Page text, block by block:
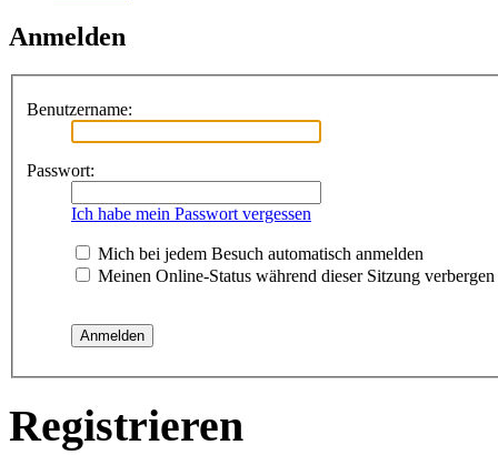
Anmelden
Benutzername:
Passwort:
Ich habe mein Passwort vergessen
Mich bei jedem Besuch automatisch anmelden
Meinen Online-Status während dieser Sitzung verbergen
Registrieren